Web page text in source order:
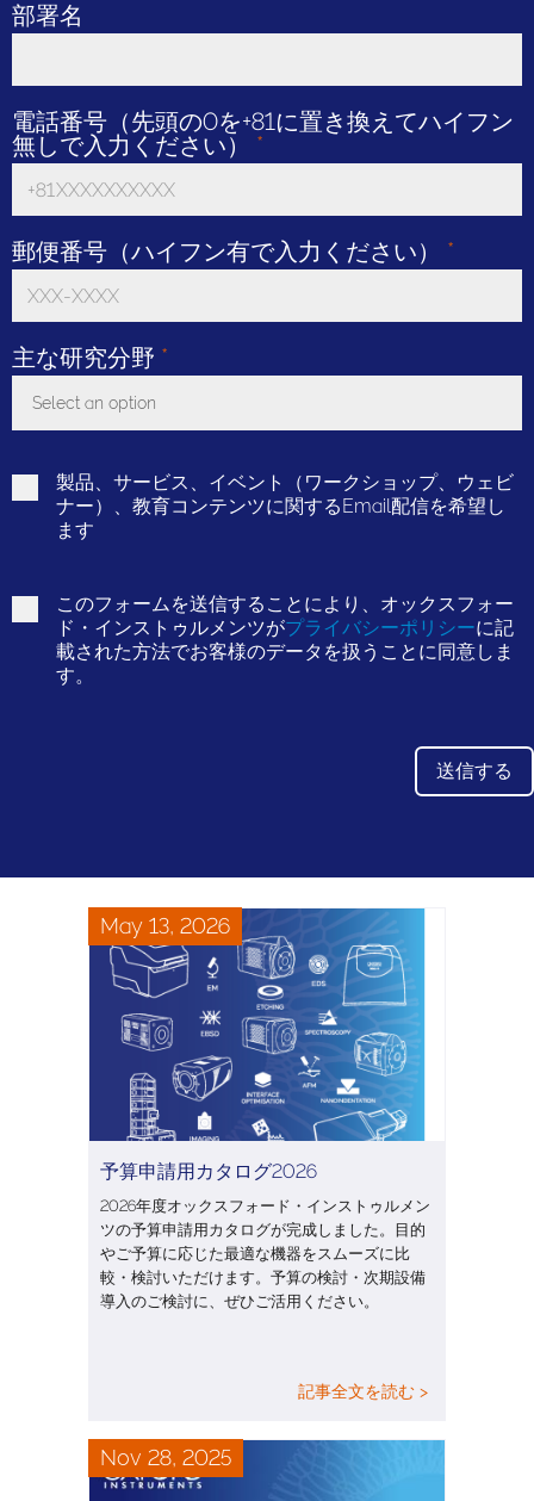
部署名
電話番号（先頭の0を+81に置き換えてハイフン
無しで入力ください） *
郵便番号（ハイフン有で入力ください） *
主な研究分野 *
Select an option
製品、サービス、イベント（ワークショップ、ウェビ
ナー）、教育コンテンツに関するEmail配信を希望し
ます
このフォームを送信することにより、オックスフォー
ド・インストゥルメンツがプライバシーポリシーに記
載された方法でお客様のデータを扱うことに同意しま
す。
May 13, 2026
予算申請用カタログ2026
2026年度オックスフォード・インストゥルメン
ツの予算申請用カタログが完成しました。目的
やご予算に応じた最適な機器をスムーズに比
較・検討いただけます。予算の検討・次期設備
導入のご検討に、ぜひご活用ください。
記事全文を読む >
Nov 28, 2025